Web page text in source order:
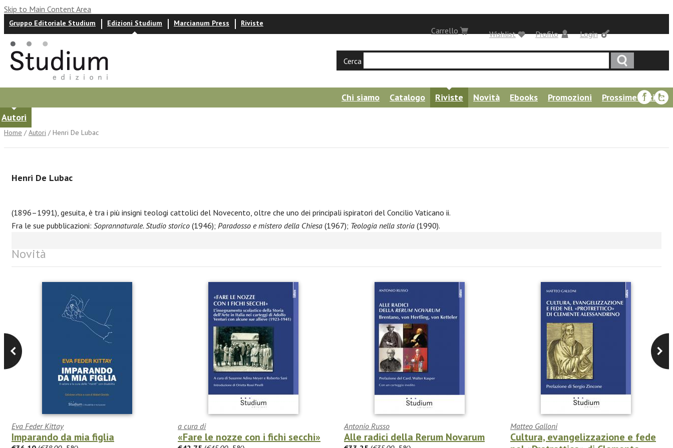
Skip to Main Content Area
Login
Carrello
Gruppo Editoriale Studium Edizioni Studium Marcianum Press Riviste
Profilo
Wishlist
Cerca
Chi siamo Catalogo Riviste Novità Ebooks Promozioni
Prossime uscite
Autori
Home /Autori / Henri De Lubac
Henri De Lubac
(1896–1991), gesuita, è tra i più insigni teologi cattolici del Novecento, oltre che uno dei principali ispiratori del Concilio Vaticano ii.
Fra le sue pubblicazioni: Soprannaturale. Studio storico (1946); Paradosso e mistero della Chiesa (1967); Teologia nella storia (1990).
Novità
Eva Feder Kittay
Imparando da mia figlia
a cura di
«Fare le nozze con i fichi secchi»
Antonio Russo
Alle radici della Rerum Novarum
Matteo Galloni
Cultura, evangelizzazione e fede